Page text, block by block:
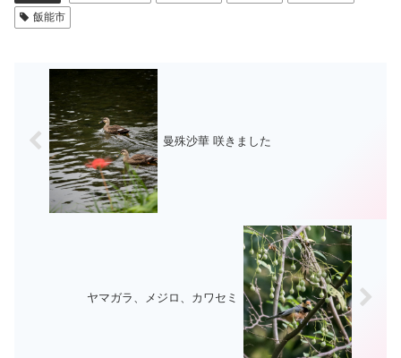
飯能市
曼殊沙華 咲きました
ヤマガラ、メジロ、カワセミ